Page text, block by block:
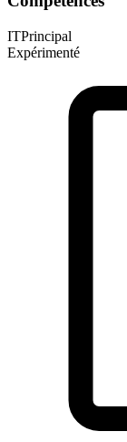
ITPrincipal
Expérimenté